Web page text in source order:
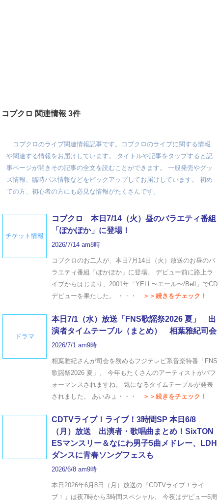
コブクロ 関連情報 3件
コブクロのライブ関連情報記事です。コブクロのライブに関する情報
や関連する情報をお届けしています。 タイトルや記事をタップすると記
事ページが開きその記事の全文を読むことができます。 一般発売やグッ
ズ情報、臨時バス情報などをピックアップしてお届けしています。 初め
ての方、初心者の方にも必見な情報がたくさんです。
チケット情報
コブクロ 本日7/14（火）昼のバラエティ番組
「ぽかぽか」に登場！
2026/7/14 am8時
コブクロのお二人が、本日7月14日（火）放送のお昼のバ
ラエティ番組「ぽかぽか」に登場。 デビュー前に路上ラ
イブからはじまり、2001年「YELL〜エール〜/Bell」でCD
デビューを果たした。 ・・・
＞＞続きをチェック！
ドラマ
本日7/1（水）放送「FNS歌謡祭2026 夏」 出
演者タイムテーブル（まとめ） 相葉雅紀司会
2026/7/1 am9時
相葉雅紀さんが司会を務めるフジテレビ系音楽特番「FNS
歌謡祭2026 夏」。 今年もたくさんのアーティストがパフ
ォーマンスされますね。 気になるタイムテーブルが発表
されました。 あいみょ・・・
＞＞続きをチェック！
CDTVライブ！ライブ！3時間SP 本日6/8
（月）放送 出演者・歌唱曲まとめ！SixTON
ESマンスリー＆なにわ男子5曲メドレー、LDH
ダンスに青春ソングフェスも
2026/6/8 am9時
本日2026年6月8日（月）放送の『CDTVライブ！ライ
ブ！』は夜7時から3時間スペシャル。 今夜はデビュー6周